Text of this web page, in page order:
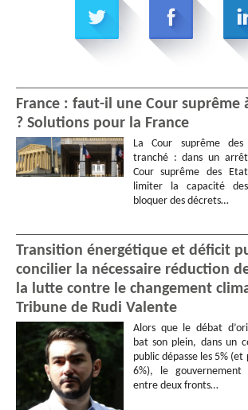
France : faut-il une Cour suprême
? Solutions pour la France
La Cour suprême
tranché : dans un
Cour suprême des
limiter la capacité
bloquer des décrets…
Transition énergétique et déficit
concilier la nécessaire réduction
la lutte contre le changement
Tribune de Rudi Valente
Alors que le débat
bat son plein, dans un
public dépasse les 5%
6%), le
entre deux fronts…